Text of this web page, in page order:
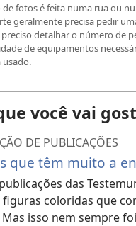
de fotos é feita numa rua ou
geralmente precisa pedir
detalhar o número de
de equipamentos
usado.
você vai
DE PUBLICAÇÕES
que têm muito a
das
coloridas que
isso nem sempre